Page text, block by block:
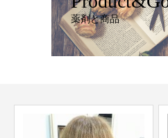
薬剤と商品